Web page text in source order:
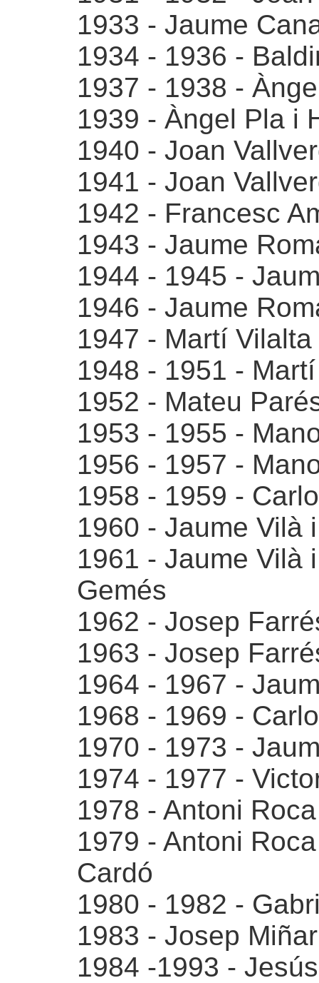
1933 - Jaume
1934 - 1936 -
1937 - 1938 -
1939 - Àngel Pla i
1940 - Joan
1941 - Joan
1942 - Francesc
1943 - Jaume
1944 - 1945 -
1946 - Jaume
1947 - Martí
1948 - 1951 -
1952 - Mateu
1953 - 1955 -
1956 - 1957 -
1958 - 1959 -
1960 - Jaume Vilà
1961 - Jaume Vilà
Gemés
1962 - Josep
1963 - Josep
1964 - 1967 -
1968 - 1969 -
1970 - 1973 -
1974 - 1977 -
1978 - Antoni
1979 - Antoni
Cardó
1980 - 1982 -
1983 - Josep
1984 -1993 -